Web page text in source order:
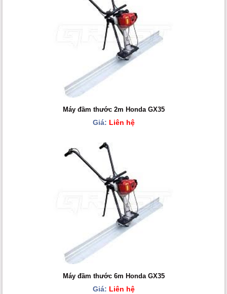
Máy đầm thước 2m Honda GX35
Giá: Liên hệ
Máy đầm thước 6m Honda GX35
Giá: Liên hệ